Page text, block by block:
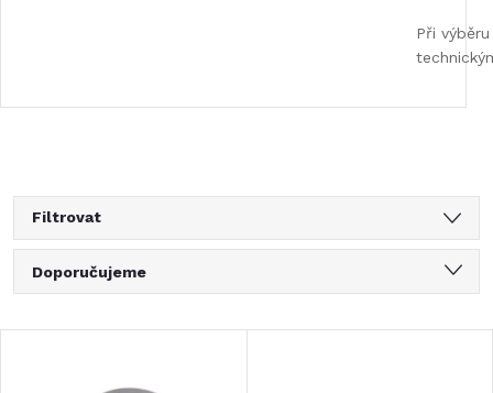
Při
Filtrovat
Ř
a
Doporučujeme